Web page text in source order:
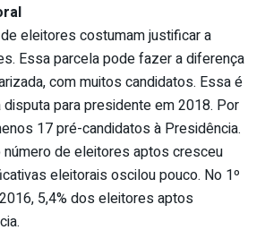
eleitores costumam justificar a
Essa parcela pode fazer a diferença
com muitos candidatos. Essa é
para presidente em 2018. Por
17 pré-candidatos à Presidência.
de eleitores aptos cresceu
eleitorais oscilou pouco. No 1º
5,4% dos eleitores aptos